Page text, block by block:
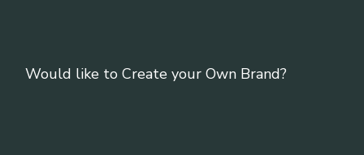
Would like to Create your Own Brand?